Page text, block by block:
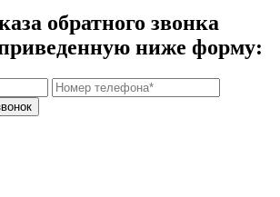
обратного звонка
ниже форму: